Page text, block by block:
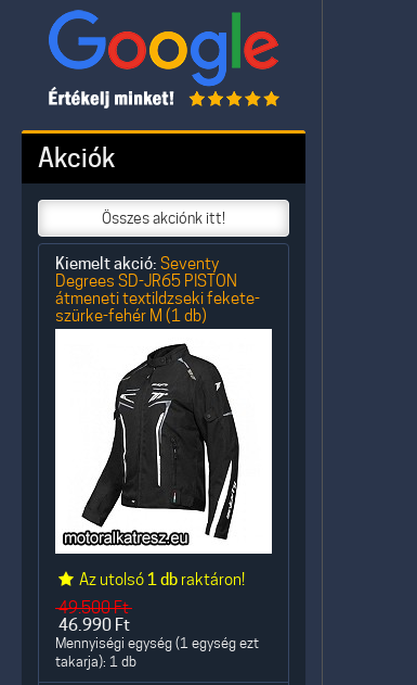
Akciók
Összes akciónk itt!
Kiemelt akció: Seventy
Degrees SD-JR65 PISTON
átmeneti textildzseki fekete-
szürke-fehér M (1 db)
Az utolsó 1 db raktáron!
49.500Ft
46.990 Ft
Mennyiségi egység (1 egység ezt
takarja): 1 db